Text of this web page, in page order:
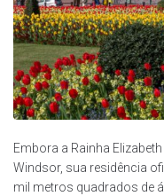
Embora a Rainha
Windsor, sua residência
mil metros quadrados de